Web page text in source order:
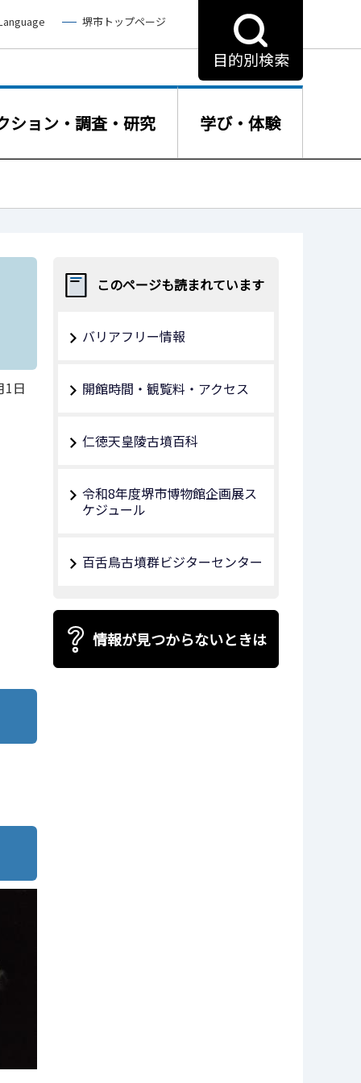
堺市トップページ
目的別検索
ション・調査・研究 学び・体験
1日
このページも読まれています
バリアフリー情報
開館時間・観覧料・アクセス
仁徳天皇陵古墳百科
令和8年度堺市博物館企画展ス
ケジュール
百舌鳥古墳群ビジターセンター
情報が見つからないときは